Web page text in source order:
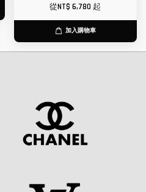
從NT$ 6,780起
加入購物車